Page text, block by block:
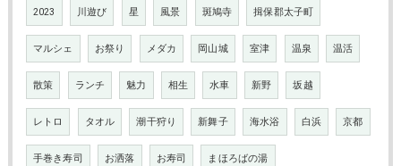
2023 川遊び 星 風景 斑鳩寺 揖保郡太子町
マルシェ お祭り メダカ 岡山城 室津 温泉 温活
散策 ランチ 魅力 相生 水車 新野 坂越
レトロ タオル 潮干狩り 新舞子 海水浴 白浜 京都
手巻き寿司 お洒落 お寿司 まほろばの湯